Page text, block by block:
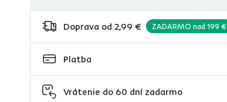
Doprava od 2,99 € ZADARMO nad 199 €
Platba
Vrátenie do 60 dní zadarmo